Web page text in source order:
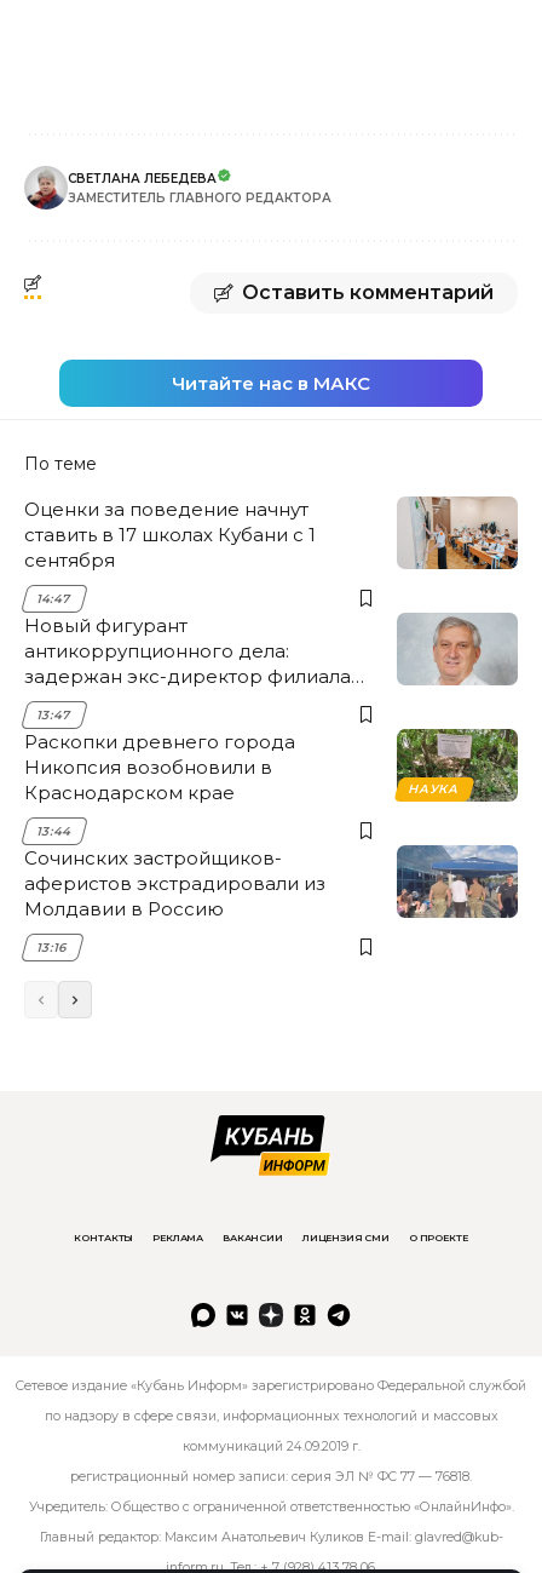
СВЕТЛАНА ЛЕБЕДЕВА
ЗАМЕСТИТЕЛЬ ГЛАВНОГО РЕДАКТОРА
Оставить комментарий
Читайте нас в МАКС
По теме
Оценки за поведение начнут
ставить в 17 школах Кубани с 1
сентября
14:47
Новый фигурант
антикоррупционного дела:
задержан экс-директор филиала
НЭСК Крымска
13:47
НАУКА
Раскопки древнего города
Никопсия возобновили в
Краснодарском крае
13:44
Сочинских застройщиков-
аферистов экстрадировали из
Молдавии в Россию
13:16
КОНТАКТЫ РЕКЛАМА ВАКАНСИИ ЛИЦЕНЗИЯ СМИ О ПРОЕКТЕ
Сетевое издание «Кубань Информ» зарегистрировано Федеральной службой
по надзору в сфере связи, информационных технологий и массовых
коммуникаций 24.09.2019 г.
регистрационный номер записи: серия ЭЛ № ФС 77 — 76818.
Учредитель: Общество с ограниченной ответственностью «ОнлайнИнфо».
Главный редактор: Максим Анатольевич Куликов E-mail: glavred@kub-
inform.ru. Тел.:+ 7 (928) 413 78 06.